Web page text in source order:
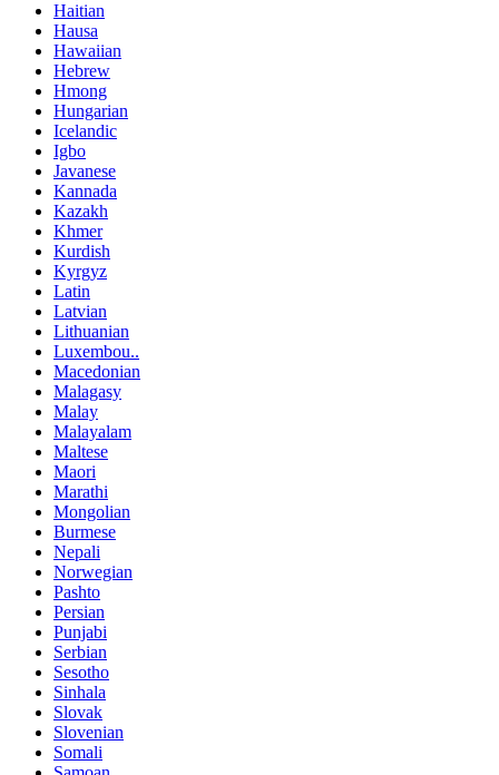
Haitian
Hausa
Hawaiian
Hebrew
Hmong
Hungarian
Icelandic
Igbo
Javanese
Kannada
Kazakh
Khmer
Kurdish
Kyrgyz
Latin
Latvian
Lithuanian
Luxembou..
Macedonian
Malagasy
Malay
Malayalam
Maltese
Maori
Marathi
Mongolian
Burmese
Nepali
Norwegian
Pashto
Persian
Punjabi
Serbian
Sesotho
Sinhala
Slovak
Slovenian
Somali